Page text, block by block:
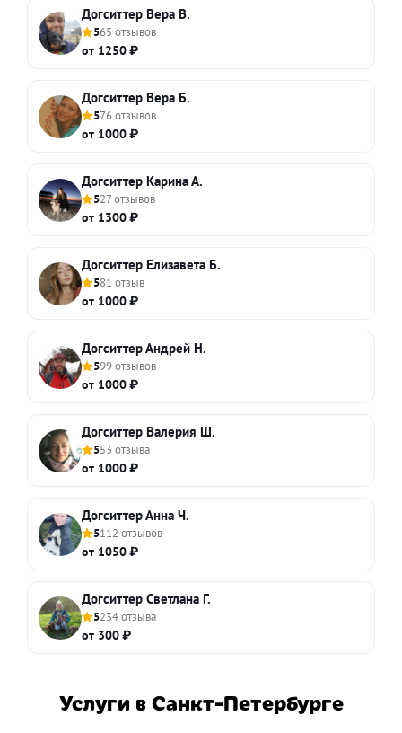
Догситтер Вера В.
565 отзывов
от 1250 ₽
Догситтер Вера Б.
576 отзывов
от 1000 ₽
Догситтер Карина А.
527 отзывов
от 1300 ₽
Догситтер Елизавета Б.
581 отзыв
от 1000 ₽
Догситтер Андрей Н.
599 отзывов
от 1000 ₽
Догситтер Валерия Ш.
553 отзыва
от 1000 ₽
Догситтер Анна Ч.
5112 отзывов
от 1050 ₽
Догситтер Светлана Г.
5234 отзыва
от 300 ₽
Услуги в Санкт-Петербурге